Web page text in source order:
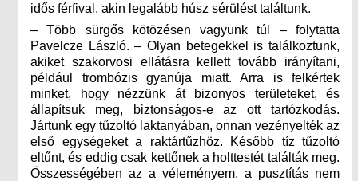
idős férfival, akin legalább húsz sérülést találtunk.
– Több sürgős kötözésen vagyunk túl – folytatta
Pavelcze László. – Olyan betegekkel is találkoztunk,
akiket szakorvosi ellátásra kellett tovább irányítani,
például trombózis gyanúja miatt. Arra is felkértek
minket, hogy nézzünk át bizonyos területeket, és
állapítsuk meg, biztonságos-e az ott tartózkodás.
Jártunk egy tűzoltó laktanyában, onnan vezényelték az
első egységeket a raktártűzhöz. Később tíz tűzoltó
eltűnt, és eddig csak kettőnek a holttestét találták meg.
Összességében az a véleményem, a pusztítás nem